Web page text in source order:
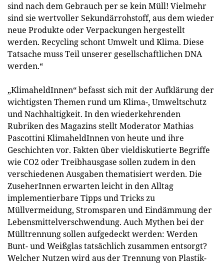
sind nach dem Gebrauch per se kein Müll! Vielmehr
sind sie wertvoller Sekundärrohstoff, aus dem wieder
neue Produkte oder Verpackungen hergestellt
werden. Recycling schont Umwelt und Klima. Diese
Tatsache muss Teil unserer gesellschaftlichen DNA
werden.“
„KlimaheldInnen“ befasst sich mit der Aufklärung der
wichtigsten Themen rund um Klima-, Umweltschutz
und Nachhaltigkeit. In den wiederkehrenden
Rubriken des Magazins stellt Moderator Mathias
Pascottini KlimaheldInnen von heute und ihre
Geschichten vor. Fakten über vieldiskutierte Begriffe
wie CO2 oder Treibhausgase sollen zudem in den
verschiedenen Ausgaben thematisiert werden. Die
ZuseherInnen erwarten leicht in den Alltag
implementierbare Tipps und Tricks zu
Müllvermeidung, Stromsparen und Eindämmung der
Lebensmittelverschwendung. Auch Mythen bei der
Mülltrennung sollen aufgedeckt werden: Werden
Bunt- und Weißglas tatsächlich zusammen entsorgt?
Welcher Nutzen wird aus der Trennung von Plastik-